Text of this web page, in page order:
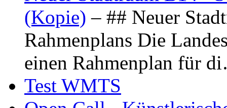
(Kopie) – ## Neuer
Rahmenplans Die
einen Rahmenplan für
Test WMTS